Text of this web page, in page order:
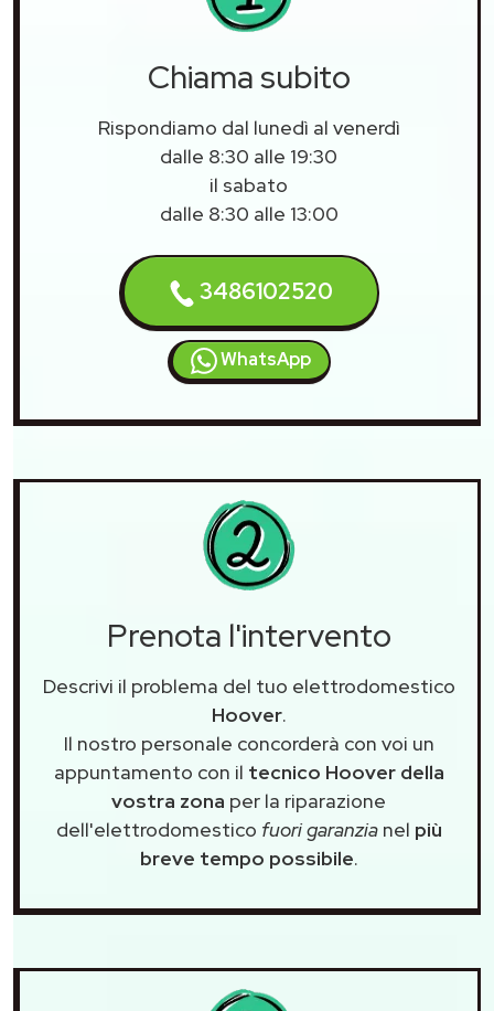
Chiama subito
Rispondiamo dal lunedì al venerdì
dalle 8:30 alle 19:30
il sabato
dalle 8:30 alle 13:00
3486102520
WhatsApp
Prenota l'intervento
Descrivi il problema del tuo elettrodomestico
Hoover.
Il nostro personale concorderà con voi un
appuntamento con il tecnico Hoover della
vostra zona per la riparazione
dell'elettrodomestico fuori garanzianel più
breve tempo possibile.